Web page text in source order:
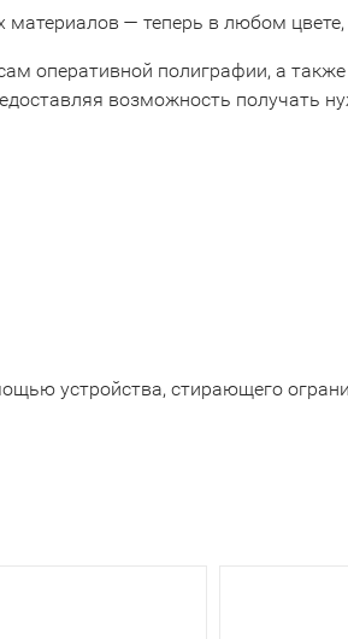
материалов — теперь в любом
оперативной полиграфии, а
возможность получать
устройства, стирающего